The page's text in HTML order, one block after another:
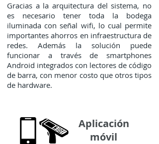
Gracias a la arquitectura del sistema, no
es necesario tener toda la bodega
iluminada con señal wifi, lo cual permite
importantes ahorros en infraestructura de
redes. Además la solución puede
funcionar a través de smartphones
Android integrados con lectores de código
de barra, con menor costo que otros tipos
de hardware.
Aplicación
móvil